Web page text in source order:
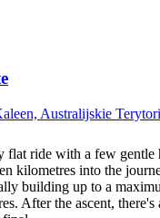
Australijskie
flat ride with a few gentle
kilometres into the
building up to a
After the ascent, there's